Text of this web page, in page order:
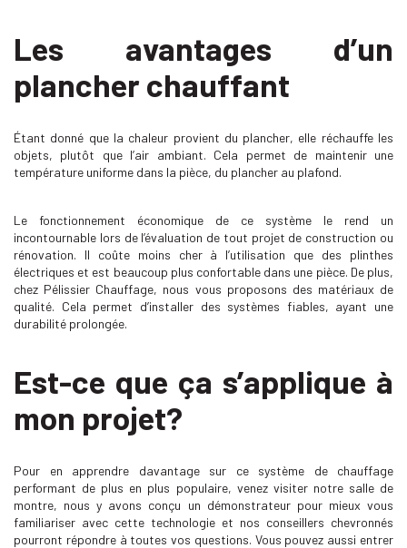
Les avantages d’un
plancher chauffant
Étant donné que la chaleur provient du plancher, elle réchauffe les
objets, plutôt que l’air ambiant. Cela permet de maintenir une
température uniforme dans la pièce, du plancher au plafond.
Le fonctionnement économique de ce système le rend un
incontournable lors de l’évaluation de tout projet de construction ou
rénovation. Il coûte moins cher à l’utilisation que des plinthes
électriques et est beaucoup plus confortable dans une pièce. De plus,
chez Pélissier Chauffage, nous vous proposons des matériaux de
qualité. Cela permet d’installer des systèmes fiables, ayant une
durabilité prolongée.
Est-ce que ça s’applique à
mon projet?
Pour en apprendre davantage sur ce système de chauffage
performant de plus en plus populaire, venez visiter notre salle de
montre, nous y avons conçu un démonstrateur pour mieux vous
familiariser avec cette technologie et nos conseillers chevronnés
pourront répondre à toutes vos questions. Vous pouvez aussi entrer